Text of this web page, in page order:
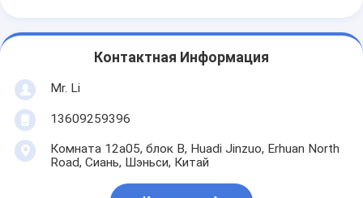
Контактная Информация
Mr. Li
13609259396
Комната 12a05, блок B, Huadi Jinzuo, Erhuan North
Road, Сиань, Шэньси, Китай